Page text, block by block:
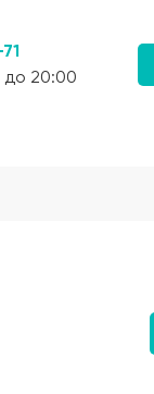
до 20:00